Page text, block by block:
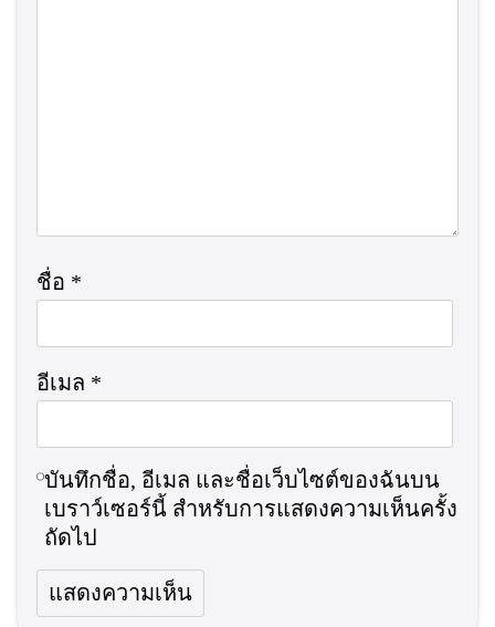
ชื่อ *
อีเมล *
บันทึกชื่อ, อีเมล และชื่อเว็บไซต์ของฉันบน
เบราว์เซอร์นี้ สำหรับการแสดงความเห็นครั้ง
ถัดไป